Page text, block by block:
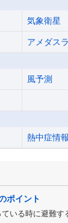
気象衛星
アメダス
風予測
熱中症情報
ポイント
いる時に避難す